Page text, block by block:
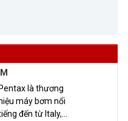
Pentax là thương
hiệu máy bơm nổi
đến từ Italy,...